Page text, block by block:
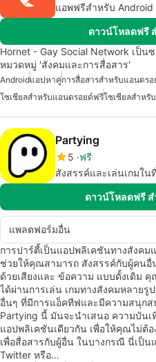
แอพฟรีสำหรับ Android
ดาวน์โหลดฟรี
Hornet - Gay Social Network เป็
หมวดหมู่ 'สังคมและการสื่อสาร'
Androidแอปหาคู่การสื่อสารสำหรับแอนดรอ
โซเชียลสำหรับแอนดรอยด์ฟรีโซเชียลสำหรั
Partying
5 ฟรี
สังสรรค์และเล่นเกมใน
ดาวน์โหลดฟรี
แพลตฟอร์มอื่น
การปาร์ตี้เป็นแอปพลิเคชันทางสังค
ช่วยให้คุณสามารถ สังสรรค์กับผู้คน
ด้วยเสียงและ ข้อความ แบบดั้งเดิม
ได้ผ่านการเล่น เกมทางสังคมหลายรู
อื่นๆ ที่มีการแอ็คทีฟและมีความสนุก
Partying นี้ มันจะนำเสนอ ความบัน
แอปพลิเคชันเดียวกัน เพื่อให้คุณไม่ต้
เพื่อสื่อสารกับผู้อื่น ในบางกรณี นี่เป็
Twitter หรือ…